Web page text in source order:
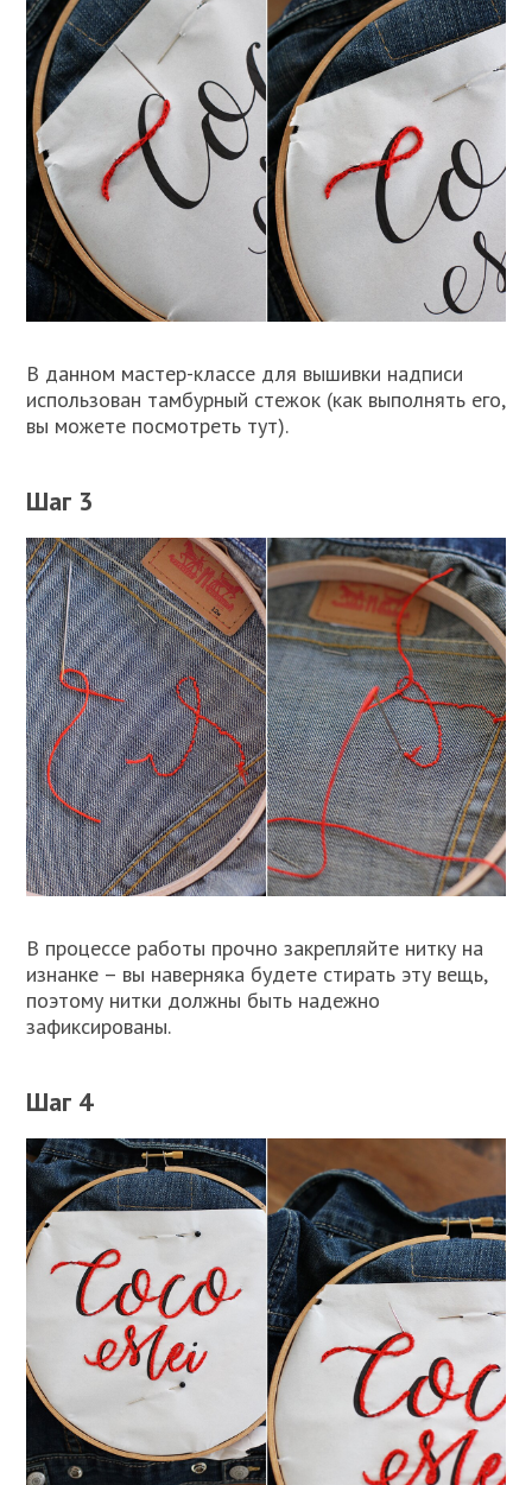
В данном мастер-классе для вышивки надписи
использован тамбурный стежок (как выполнять его,
вы можете посмотреть тут).
Шаг 3
В процессе работы прочно закрепляйте нитку на
изнанке – вы наверняка будете стирать эту вещь,
поэтому нитки должны быть надежно
зафиксированы.
Шаг 4